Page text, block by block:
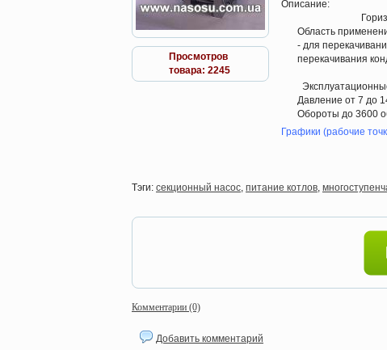
Просмотров
товара: 2245
Описание:
Область
- для
перекачивания
Давление от 7 до
Обороты до 3600
Графики (рабочие
Тэги: секционный насос, питание котлов,
Комментарии (0)
Добавить комментарий